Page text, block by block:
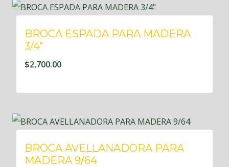
BROCA ESPADA PARA MADERA
3/4″
$2,700.00
BROCA AVELLANADORA PARA
MADERA 9/64